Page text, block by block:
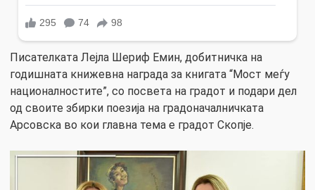
Писателката Лејла Шериф Емин, добитничка на
годишната книжевна награда за книгата “Мост меѓу
националностите”, со посвета на градот и подари дел
од своите збирки поезија на градоначалничката
Арсовска во кои главна тема е градот Скопје.